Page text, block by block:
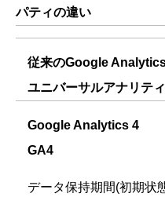
パティの違い
従来のGoogle
ユニバーサルアナリテ
Google Analytics 4
GA4
データ保持期間(初期状